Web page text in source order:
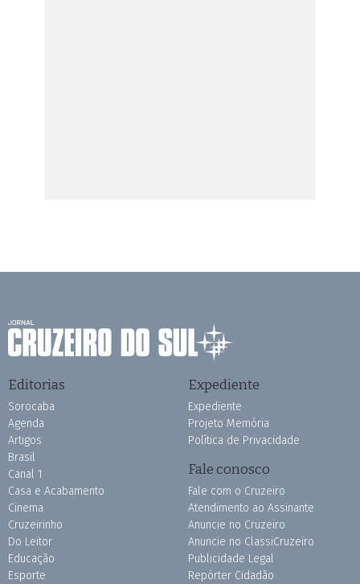
Editorias
Sorocaba
Agenda
Artigos
Brasil
Canal 1
Casa e Acabamento
Cinema
Cruzeirinho
Do Leitor
Educação
Esporte
Expediente
Expediente
Projeto Memória
Política de Privacidade
Fale conosco
Fale com o Cruzeiro
Atendimento ao Assinante
Anuncie no Cruzeiro
Anuncie no ClassiCruzeiro
Publicidade Legal
Repórter Cidadão